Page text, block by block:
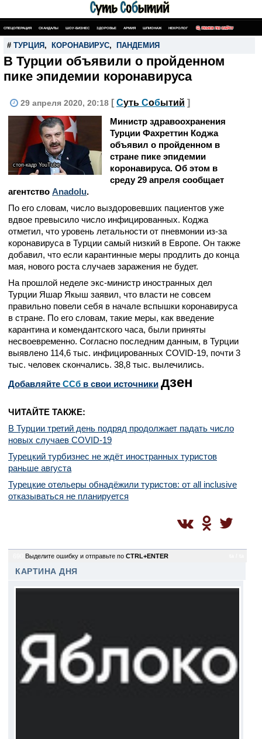
СПЕЦОПЕРАЦИЯ СКАНДАЛЫ ШОУ-БИЗНЕС ЗДОРОВЬЕ АРМИЯ ШПИОНАЖ НЕКРОЛОГ ПОИСК ПО САЙТУ
# ТУРЦИЯ , КОРОНАВИРУС, ПАНДЕМИЯ
В Турции объявили о пройденном
пике эпидемии коронавируса
29 апреля 2020, 20:18 [ Суть Событий ]
стоп-кадр YouTube
Министр здравоохранения
Турции Фахреттин Коджа
объявил о пройденном в
стране пике эпидемии
коронавируса. Об этом в
среду 29 апреля сообщает
агентство Аnadolu.
По его словам, число выздоровевших пациентов уже
вдвое превысило число инфицированных. Коджа
отметил, что уровень летальности от пневмонии из-за
коронавируса в Турции самый низкий в Европе. Он также
добавил, что если карантинные меры продлить до конца
мая, нового роста случаев заражения не будет.
На прошлой неделе экс-министр иностранных дел
Турции Яшар Якыш заявил, что власти не совсем
правильно повели себя в начале вспышки коронавируса
в стране. По его словам, такие меры, как введение
карантина и комендантского часа, были приняты
несвоевременно. Согласно последним данным, в Турции
выявлено 114,6 тыс. инфицированных COVID-19, почти 3
тыс. человек скончались. 38,8 тыс. вылечились.
Добавляйте CСб в свои источники дзен
ЧИТАЙТЕ ТАКЖЕ:
В Турции третий день подряд продолжает падать число
новых случаев COVID-19
Турецкий турбизнес не ждёт иностранных туристов
раньше августа
Турецкие отельеры обнадёжили туристов: от all inclusive
отказываться не планируется
Выделите ошибку и отправьте по CTRL+ENTER
КАРТИНА ДНЯ